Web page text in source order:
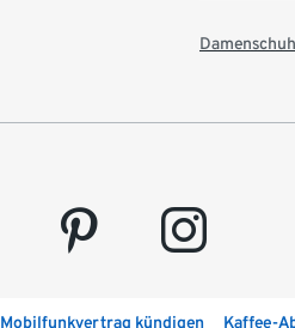
pinterest instagram
Mobilfunkvertrag kündigen Kaffee-